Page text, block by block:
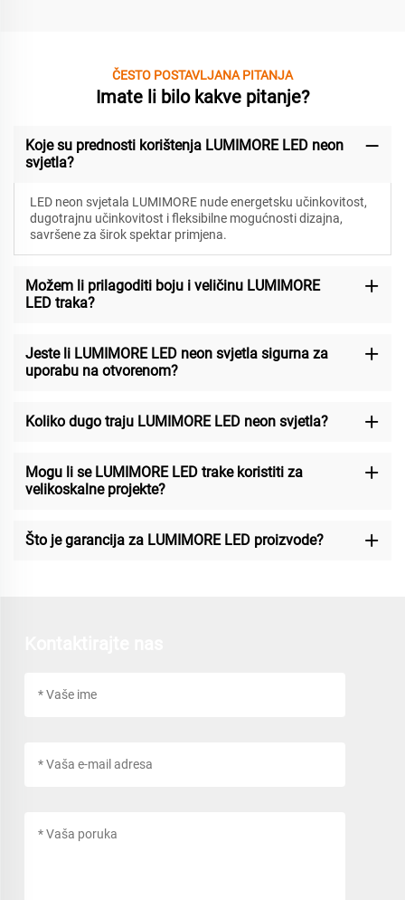
ČESTO POSTAVLJANA PITANJA
Imate li bilo kakve pitanje?
Koje su prednosti korištenja LUMIMORE LED neon
svjetla?
LED neon svjetala LUMIMORE nude energetsku učinkovitost,
dugotrajnu učinkovitost i fleksibilne mogućnosti dizajna,
savršene za širok spektar primjena.
Možem li prilagoditi boju i veličinu LUMIMORE
LED traka?
Jeste li LUMIMORE LED neon svjetla sigurna za
uporabu na otvorenom?
Koliko dugo traju LUMIMORE LED neon svjetla?
Mogu li se LUMIMORE LED trake koristiti za
velikoskalne projekte?
Što je garancija za LUMIMORE LED proizvode?